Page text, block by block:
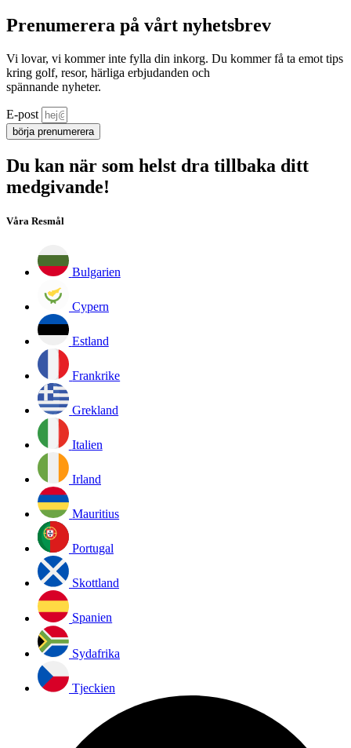
Prenumerera på vårt nyhetsbrev
Vi lovar, vi kommer inte fylla din inkorg. Du kommer få ta emot tips
kring golf, resor, härliga erbjudanden och
spännande nyheter.
E-post
börja prenumerera
Du kan när som helst dra tillbaka ditt
medgivande!
Våra Resmål
Bulgarien
Cypern
Estland
Frankrike
Grekland
Italien
Irland
Mauritius
Portugal
Skottland
Spanien
Sydafrika
Tjeckien